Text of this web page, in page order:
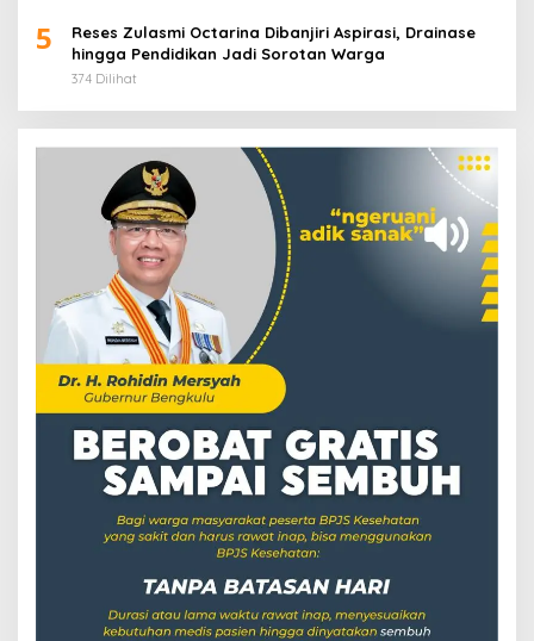
5
Reses Zulasmi Octarina Dibanjiri Aspirasi, Drainase
hingga Pendidikan Jadi Sorotan Warga
374 Dilihat